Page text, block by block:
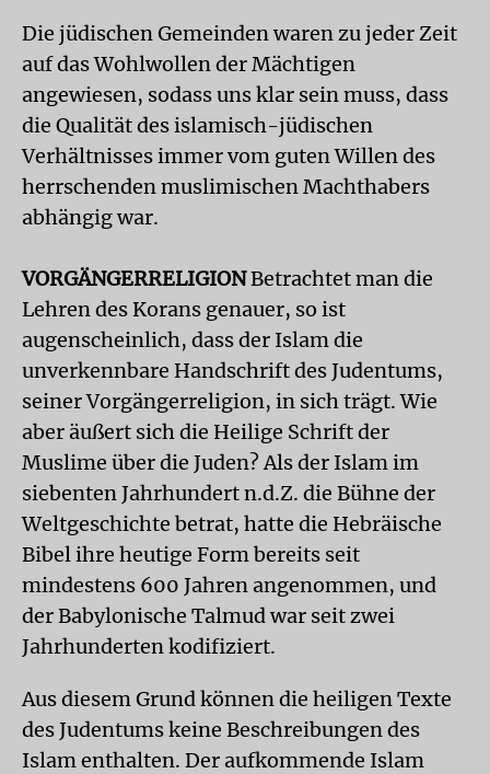
Die jüdischen Gemeinden waren zu jeder Zeit
auf das Wohlwollen der Mächtigen
angewiesen, sodass uns klar sein muss, dass
die Qualität des islamisch-jüdischen
Verhältnisses immer vom guten Willen des
herrschenden muslimischen Machthabers
abhängig war.
VORGÄNGERRELIGIONBetrachtet man die
Lehren des Korans genauer, so ist
augenscheinlich, dass der Islam die
unverkennbare Handschrift des Judentums,
seiner Vorgängerreligion, in sich trägt. Wie
aber äußert sich die Heilige Schrift der
Muslime über die Juden? Als der Islam im
siebenten Jahrhundert n.d.Z. die Bühne der
Weltgeschichte betrat, hatte die Hebräische
Bibel ihre heutige Form bereits seit
mindestens 600 Jahren angenommen, und
der Babylonische Talmud war seit zwei
Jahrhunderten kodifiziert.
Aus diesem Grund können die heiligen Texte
des Judentums keine Beschreibungen des
Islam enthalten. Der aufkommende Islam